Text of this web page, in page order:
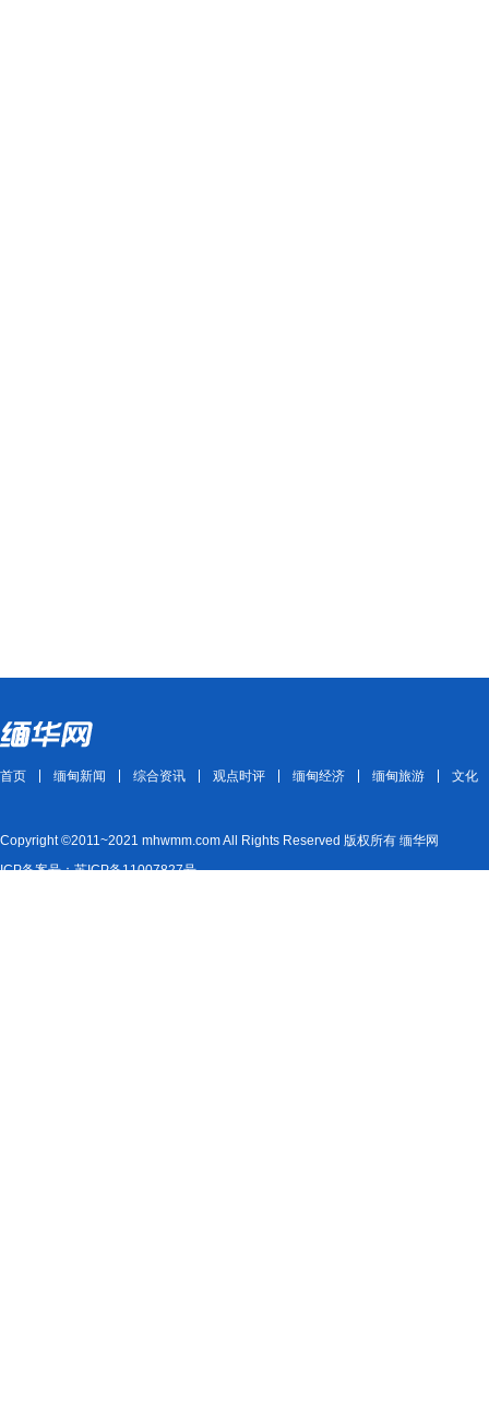
首页 缅甸新闻 综合资讯 观点时评 缅甸经济 缅甸旅游 文化
Copyright ©2011~2021 mhwmm.com All Rights Reserved 版权所有 缅华网
ICP备案号：苏ICP备11007827号